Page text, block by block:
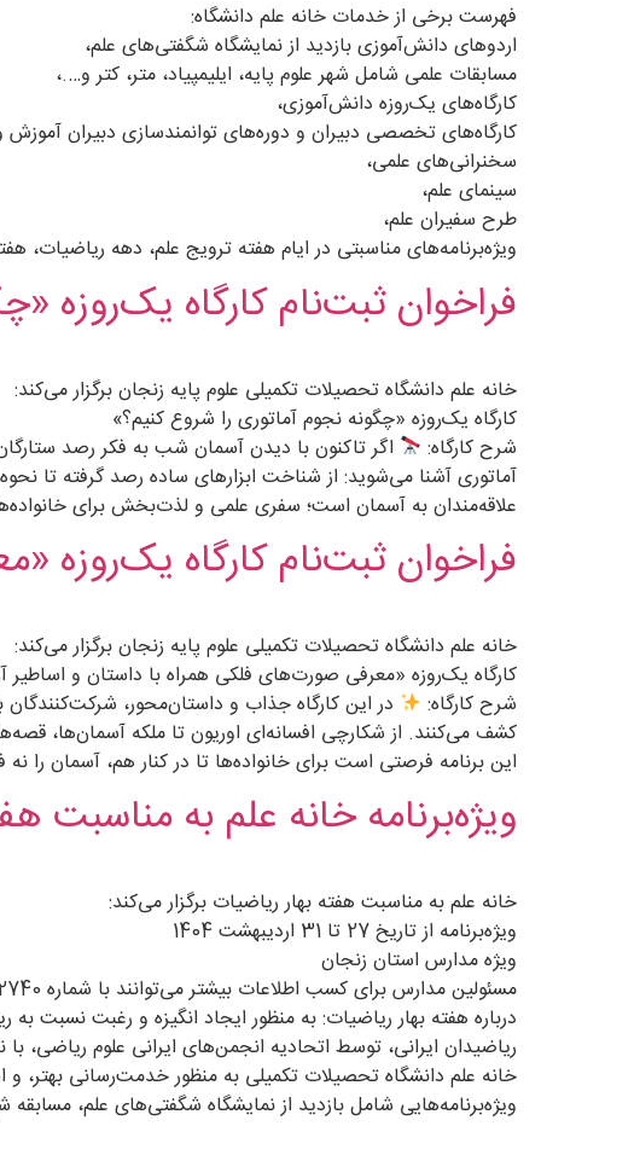
فهرست برخی از خدمات خانه علم دانشگاه:
اردوهای دانش‌آموزی بازدید از نمایشگاه شگفتی‌های علم،
مسابقات علمی شامل شهر علوم پایه، ایلیمپیاد، متر، کتر و….،
کارگاه‌های یک‌روزه دانش‌آموزی،
کارگاه‌های تخصصی دبیران و دوره‌های توانمندسازی دبیران آموزش
سخنرانی‌های علمی،
سینمای علم،
طرح سفیران علم،
ویژه‌برنامه‌های مناسبتی در ایام هفته ترویج علم، دهه ریاضیات،
فراخوان ثبت‌نام کارگاه یک‌روزه
خانه علم دانشگاه تحصیلات تکمیلی علوم پایه زنجان برگزار می‌کند:
کارگاه یک‌روزه «چگونه نجوم آماتوری را شروع کنیم؟»
شرح کارگاه:
اگر تاکنون با دیدن آسمان شب به فکر رصد ستارگان
آماتوری آشنا می‌شوید: از شناخت ابزارهای ساده رصد گرفته تا
علاقه‌مندان به آسمان است؛ سفری علمی و لذت‌بخش برای
فراخوان ثبت‌نام کارگاه یک‌روزه
خانه علم دانشگاه تحصیلات تکمیلی علوم پایه زنجان برگزار می‌کند:
کارگاه یک‌روزه «معرفی صورت‌های فلکی همراه با داستان و اساطیر
شرح کارگاه:
در این کارگاه جذاب و داستان‌محور،
کشف می‌کنند. از شکارچی افسانه‌ای اوریون تا ملکه آسمان‌ها،
این برنامه فرصتی است برای خانواده‌ها تا در کنار هم، آسمان را نه
ویژه‌برنامه خانه علم به مناسبت
خانه علم به مناسبت هفته بهار ریاضیات برگزار می‌کند:
ویژه‌برنامه از تاریخ 27 تا 31 اردیبهشت 1404
ویژه مدارس استان زنجان
مسئولین مدارس برای کسب اطلاعات بیشتر می‌توانند با شماره 09377382740 تماس حاصل فرمایند.
ریاضیدان ایرانی، توسط اتحادیه انجمن‌های ایرانی علوم ریاضی،
ویژه‌برنامه‌هایی شامل بازدید از نمایشگاه شگفتی‌های علم،